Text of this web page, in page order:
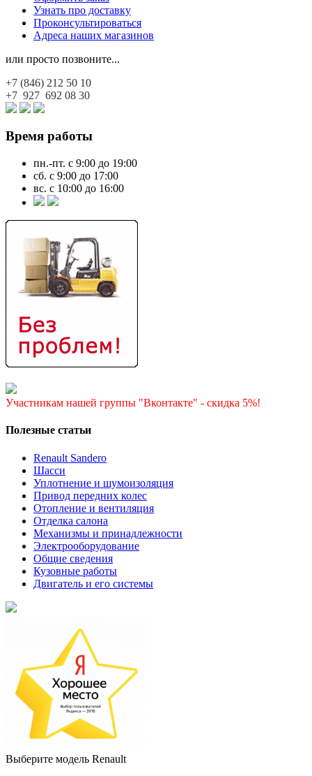
Узнать про доставку
Проконсультироваться
Адреса наших магазинов
или просто позвоните...
+7 (846) 212 50 10
+7 927 692 08 30
Время работы
пн.-пт. с 9:00 до 19:00
сб. с 9:00 до 17:00
вс. с 10:00 до 16:00
Участникам нашей группы "Вконтакте" - скидка 5%!
Полезные статьи
Renault Sandero
Шасси
Уплотнение и шумоизоляция
Привод передних колес
Отопление и вентиляция
Отделка салона
Механизмы и принадлежности
Электрооборудование
Общие сведения
Кузовные работы
Двигатель и его системы
Выберите модель Renault